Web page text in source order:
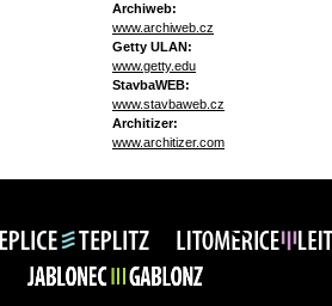
Archiweb:
www.archiweb.cz
Getty ULAN:
www.getty.edu
StavbaWEB:
www.stavbaweb.cz
Architizer:
www.architizer.com